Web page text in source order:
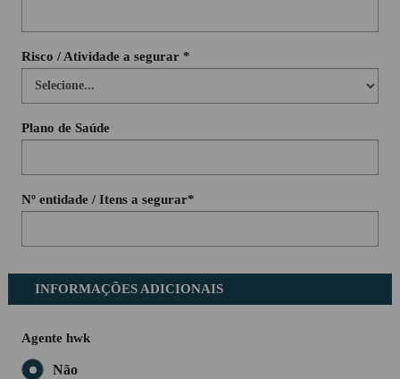
Risco / Atividade a segurar *
Plano de Saúde
Nº entidade / Itens a segurar*
INFORMAÇÕES ADICIONAIS
Agente hwk
Não